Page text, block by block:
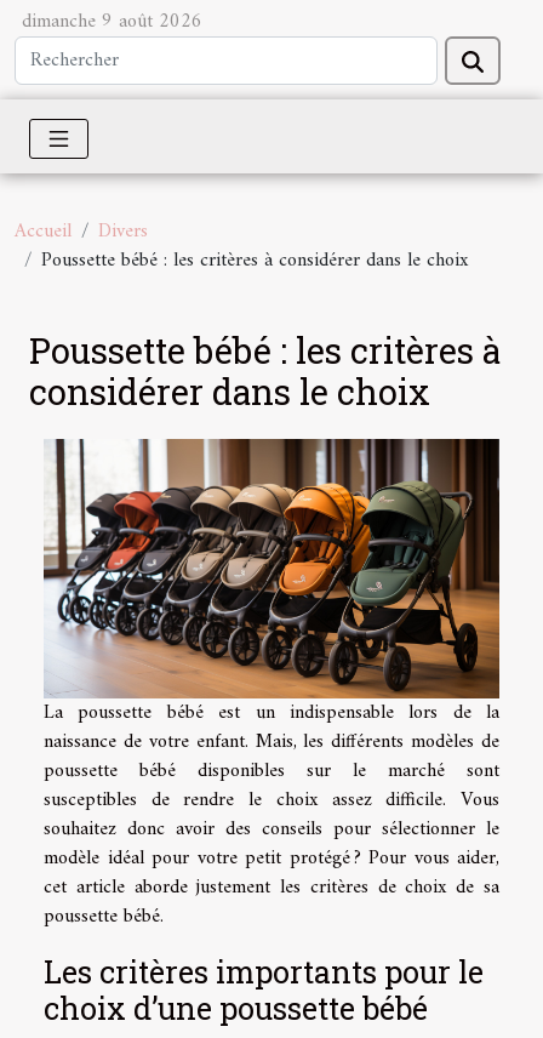
dimanche 9 août 2026
Accueil
Divers
Poussette bébé : les critères à considérer dans le choix
Poussette bébé : les critères à
considérer dans le choix
La poussette bébé est un indispensable lors de la
naissance de votre enfant. Mais, les différents modèles de
poussette bébé disponibles sur le marché sont
susceptibles de rendre le choix assez difficile. Vous
souhaitez donc avoir des conseils pour sélectionner le
modèle idéal pour votre petit protégé ? Pour vous aider,
cet article aborde justement les critères de choix de sa
poussette bébé.
Les critères importants pour le
choix d’une poussette bébé